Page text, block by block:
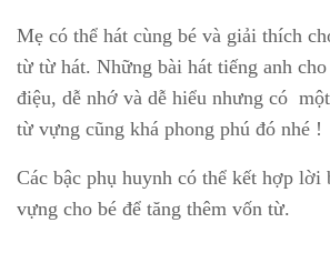
Mẹ có thể hát cùng bé và giải thích
từ từ hát. Những bài hát tiếng anh
điệu, dễ nhớ và dễ hiểu nhưng có
từ vựng cũng khá phong phú đó nhé !
Các bậc phụ huynh có thể kết hợp lời
vựng cho bé để tăng thêm vốn từ.